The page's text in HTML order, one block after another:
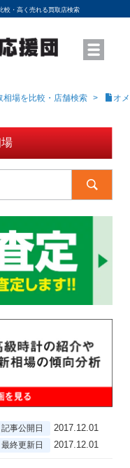
較・高く売れる買取店検索
る
調べる
相場を比較・店舗検索 オ
記事公開日 2017.12.01
最終更新日 2017.12.01